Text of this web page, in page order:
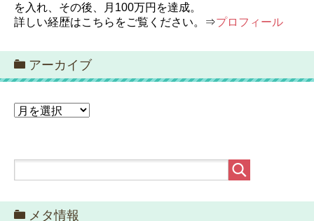
を入れ、その後、月100万円を達成。
詳しい経歴はこちらをご覧ください。⇒プロフィール
アーカイブ
ア
メタ情報